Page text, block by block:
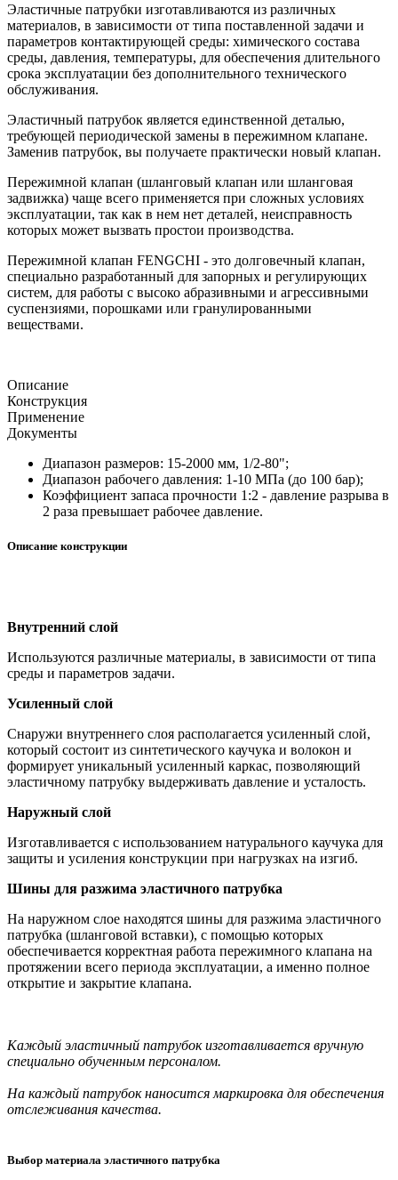
Эластичные патрубки изготавливаются из различных
материалов, в зависимости от типа поставленной задачи и
параметров контактирующей среды: химического состава
среды, давления, температуры, для обеспечения длительного
срока эксплуатации без дополнительного технического
обслуживания.
Эластичный патрубок является единственной деталью,
требующей периодической замены в пережимном клапане.
Заменив патрубок, вы получаете практически новый клапан.
Пережимной клапан (шланговый клапан или шланговая
задвижка) чаще всего применяется при сложных условиях
эксплуатации, так как в нем нет деталей, неисправность
которых может вызвать простои производства.
Пережимной клапан FENGCHI - это долговечный клапан,
специально разработанный для запорных и регулирующих
систем, для работы с высоко абразивными и агрессивными
суспензиями, порошками или гранулированными
веществами.
Описание
Конструкция
Применение
Документы
Диапазон размеров: 15-2000 мм, 1/2-80";
Диапазон рабочего давления: 1-10 МПа (до 100 бар);
Коэффициент запаса прочности 1:2 - давление разрыва в
2 раза превышает рабочее давление.
Описание конструкции
Внутренний слой
Используются различные материалы, в зависимости от типа
среды и параметров задачи.
Усиленный слой
Снаружи внутреннего слоя располагается усиленный слой,
который состоит из синтетического каучука и волокон и
формирует уникальный усиленный каркас, позволяющий
эластичному патрубку выдерживать давление и усталость.
Наружный слой
Изготавливается с использованием натурального каучука для
защиты и усиления конструкции при нагрузках на изгиб.
Шины для разжима эластичного патрубка
На наружном слое находятся шины для разжима эластичного
патрубка (шланговой вставки), с помощью которых
обеспечивается корректная работа пережимного клапана на
протяжении всего периода эксплуатации, а именно полное
открытие и закрытие клапана.
Каждый эластичный патрубок изготавливается вручную
специально обученным персоналом.
На каждый патрубок наносится маркировка для обеспечения
отслеживания качества.
Выбор материала эластичного патрубка